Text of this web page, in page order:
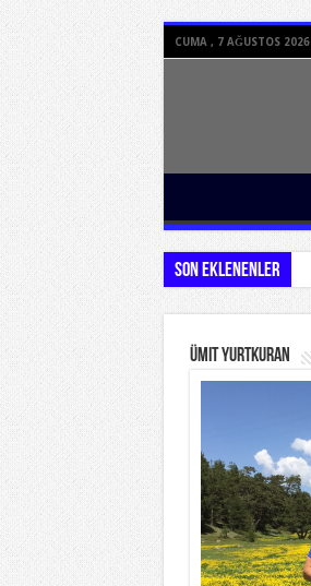
CUMA , 7 AĞUSTOS 2026
Son Eklenenler
Ümit Yurtkuran